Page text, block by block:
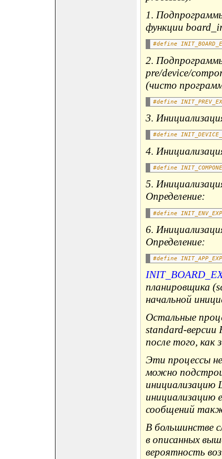
1.
функции
#define
2.
pre/device/
(чисто
#define
3.
#define
4.
#define
5.
Определение:
#define
6.
Определение:
#define
планировщика
начальной
Остальные
standard-версии
после того, как
Эти процессы
можно
инициализацию
инициализацию
сообщений
В большинстве
в описанных
вероятность